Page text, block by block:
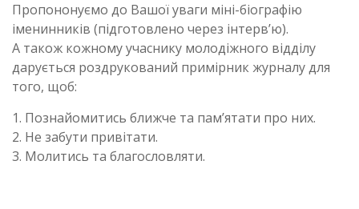
Пропононуємо до Вашої уваги міні-біографію
іменинників (підготовлено через інтерв’ю).
А також кожному учаснику молодіжного відділу
дарується роздрукований примірник журналу для
того, щоб:
1. Познайомитись ближче та пам’ятати про них.
2. Не забути привітати.
3. Молитись та благословляти.